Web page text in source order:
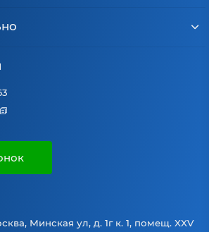
Минская ул, д. 1г к. 1, помещ. XXV